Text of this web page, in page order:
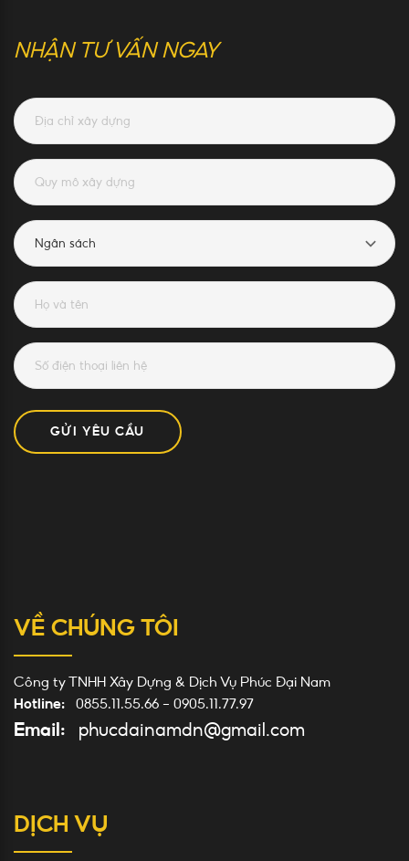
NHẬN TƯ VẤN NGAY
GỬI YÊU CẦU
VỀ CHÚNG TÔI
Công ty TNHH Xây Dựng & Dịch Vụ Phúc Đại Nam
Hotline:
0855.11.55.66 - 0905.11.77.97
Email: phucdainamdn@gmail.com
DỊCH VỤ